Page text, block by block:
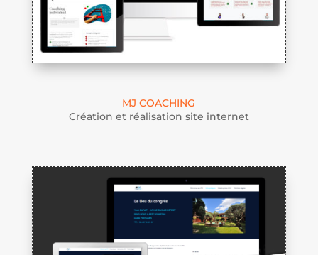
MJ COACHING
Création et réalisation site internet